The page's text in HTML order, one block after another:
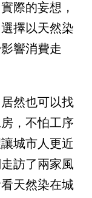
際的妄想，
擇以天然染
響消費走
然也可以找
，不怕工序
城市人更近
訪了兩家風
天然染在城